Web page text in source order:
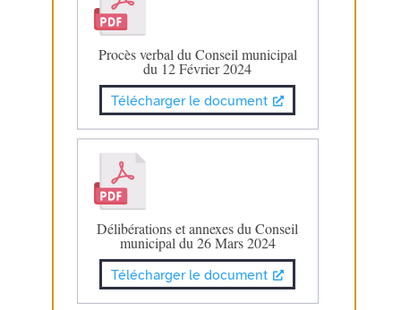
Procès verbal du Conseil municipal
du 12 Février 2024
Télécharger le document
Délibérations et annexes du Conseil
municipal du 26 Mars 2024
Télécharger le document